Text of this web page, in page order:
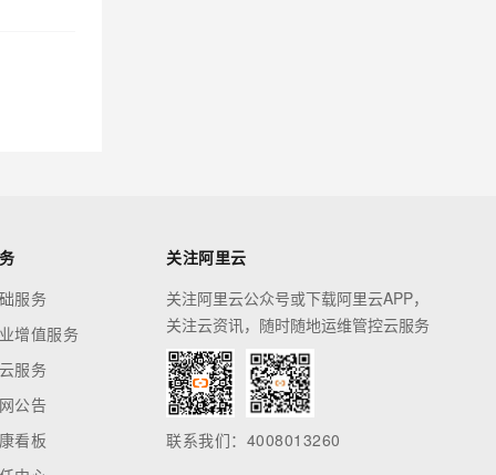
服务
增值服务
服务
公告
看板
关注阿里云
关注阿里云公众号或下载阿里云APP，
关注云资讯，随时随地运维管控云服务
联系我们：4008013260